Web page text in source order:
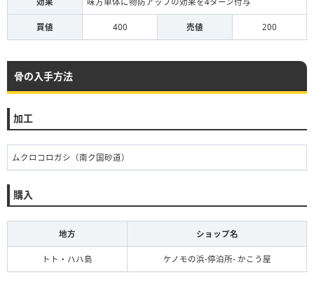
買値 400 売値 200
骨の入手方法
加工
ムクロコロガシ（南ク国砂道）
購入
地方 ショップ名
トト・ハハ島 ケノモの浜-停泊所- かこう屋